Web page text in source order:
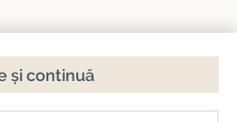
și continuă